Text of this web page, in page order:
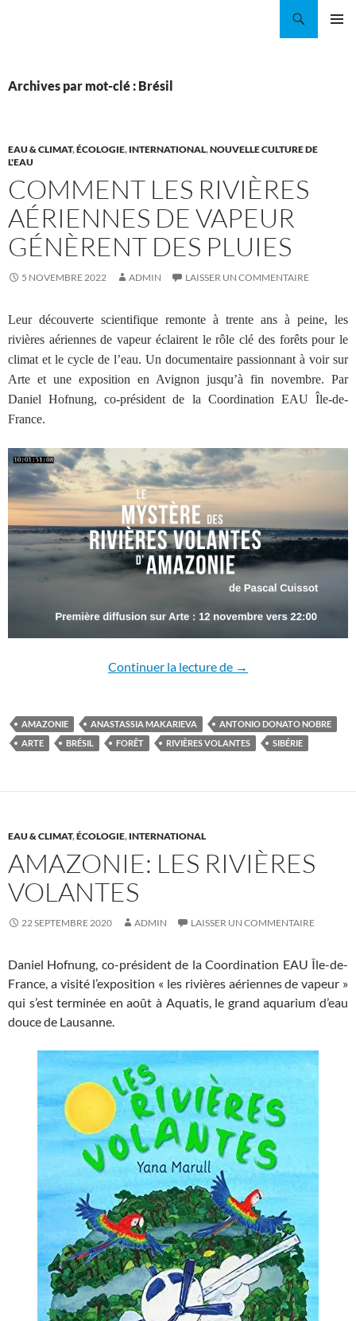
Archives par mot-clé : Brésil
EAU & CLIMAT,ÉCOLOGIE, INTERNATIONAL,NOUVELLE CULTURE DE
L'EAU
COMMENT LES RIVIÈRES
AÉRIENNES DE VAPEUR
GÉNÈRENT DES PLUIES
5 NOVEMBRE 2022 ADMIN LAISSER UN COMMENTAIRE
Leur découverte scientifique remonte à trente ans à peine, les
rivières aériennes de vapeur éclairent le rôle clé des forêts pour le
climat et le cycle de l’eau. Un documentaire passionnant à voir sur
Arte et une exposition en Avignon jusqu’à fin novembre. Par
Daniel Hofnung, co-président de la Coordination EAU Île-de-
France.
Continuer la lecture de Comment les
→
AMAZONIE ANASTASSIA MAKARIEVA
ANTONIO DONATO NOBRE
ARTE
BRÉSIL FORÊT RIVIÈRES VOLANTES SIBÉRIE
EAU & CLIMAT,ÉCOLOGIE, INTERNATIONAL
AMAZONIE: LES RIVIÈRES
VOLANTES
22 SEPTEMBRE 2020 ADMIN LAISSER UN COMMENTAIRE
Daniel Hofnung, co-président de la Coordination EAU Île-de-
France, a visité l’exposition « les rivières aériennes de vapeur »
qui s’est terminée en août à Aquatis, le grand aquarium d’eau
douce de Lausanne.